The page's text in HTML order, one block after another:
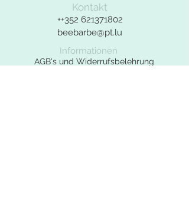
Kontaktformular benutzen.
Kontakt
++352 621371802
beebarbe@pt.lu
Informationen
AGB's und Widerrufsbelehrung